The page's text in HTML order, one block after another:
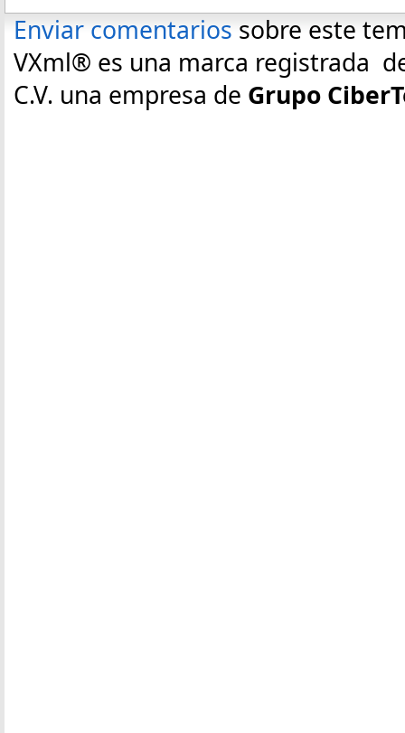
Enviar comentarios sobre este
VXml® es una marca registrada
C.V. una empresa de Grupo